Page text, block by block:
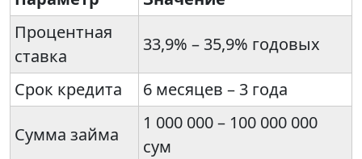
Процентная
ставка
33,9% – 35,9% годовых
Срок кредита 6 месяцев – 3 года
Сумма займа
1 000 000 – 100 000 000
сум